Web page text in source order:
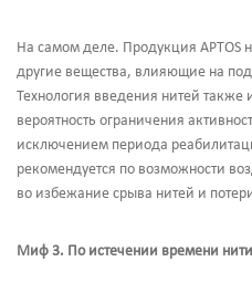
На самом деле. Продукция APTOS
другие вещества, влияющие на
Технология введения нитей
вероятность ограничения
исключением периода
рекомендуется по возможности
во избежание срыва нитей и
Миф 3. По истечении времени